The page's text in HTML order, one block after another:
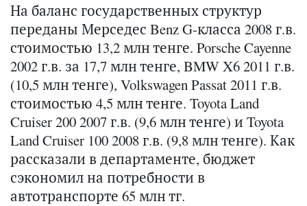
На баланс государственных структур
переданы Мерседес Benz G-класса 2008 г.в.
стоимостью 13,2 млн тенге. Porsche Cayenne
2002 г.в. за 17,7 млн тенге, BMW X6 2011 г.в.
(10,5 млн тенге), Volkswagen Passat 2011 г.в.
стоимостью 4,5 млн тенге. Toyota Land
Cruiser 200 2007 г.в. (9,6 млн тенге) и Toyota
Land Cruiser 100 2008 г.в. (9,8 млн тенге). Как
рассказали в департаменте, бюджет
сэкономил на потребности в
автотранспорте 65 млн тг.